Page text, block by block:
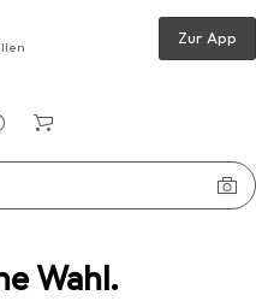
Wahl.
Zur App
Super Mario